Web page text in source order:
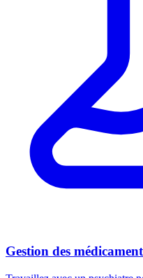
Gestion des